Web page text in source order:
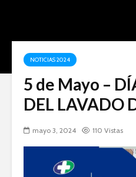
NOTICIAS 2024
5 de Mayo –
DEL LAVADO
mayo 3, 2024 110 Vistas